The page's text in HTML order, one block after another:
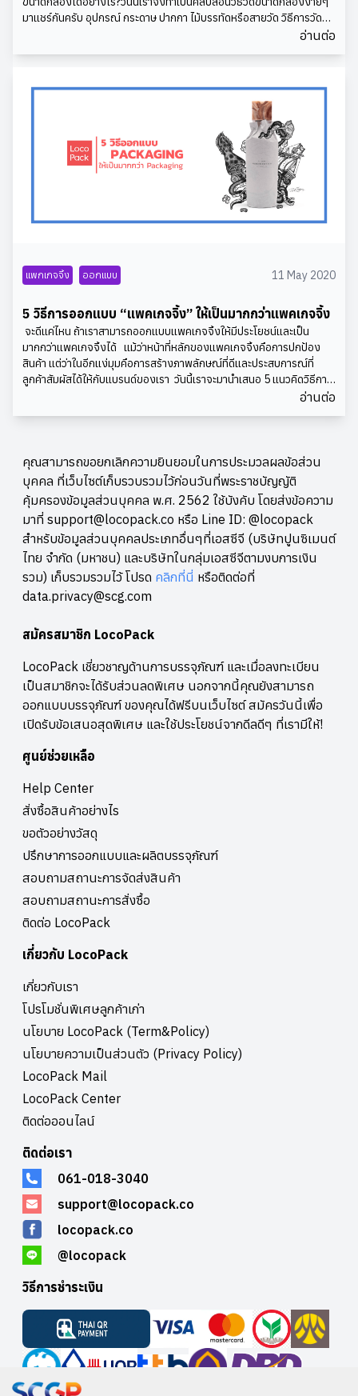
ความเรียบง่าย และมีความสอดคล้องกันของแบรนด์ สิ่งนี้เป็นสิ่งที่ผู้ซื้อ
ของ Apple ต้องการและคาดหวังจากบริษัท แม้แต่อุปกรณ์เสริมในกล่องก็
iPad ของ Apple ที่บอกว่า "คุณรู้วิธีใช้แล้ว" ซึ่งมันเป็นเช่นนั้นจริงๆ ถ้า
ออกแบบให้สามารถใช้งานได้ง่ายและสะดวกรวดเร็ว ทำให้ไม่จำเป็นต้องมี
จำเป็นต้องอ่านคู่มือเลยจริงๆ เว้นเสียแต่ว่านี่เป็นครั้งแรกที่คุณซื้อสินค้า
จาก Apple คุณภาพของวัสดุที่ดีเยี่ยมคุณภาพของกระดาษที่ใช้ในการทำ
กล่องและการ์ดวิธีการใช้งานนั้น เป็นเนื้อกระดาษที่มีคุณภาพสูงมาก เนื้อ
แทนที่จะมองหาวิธีที่จะประหยัดเงินด้วยการใช้กล่องราคาถูก และแผ่น
การสร้างแบรนด์ และการตลาดเหล่านี้ได้บ้าง เราต้องรู้ว่าลูกค้าคาดหวัง
อะไรจากแบรนด์ของเราและนำเสนอในทุกๆ ด้านของผลิตภัณฑ์ ตั้งแต่การ
มากกว่าแค่โลโก้ ประสบการณ์ในทุกๆ อย่างที่ลูกค้าได้รับเมื่อพวกเขาได้ใช้
สินค้าหรือบริการของคุณ คุณจะต้องแน่ใจว่าได้ส่งมอบ และสะท้อนถึง
แบรนด์ของคุณอย่างแท้จริง ลดความซับซ้อนของข้อความและการ
สื่อสาร เพื่อสื่อสารให้ตรงจุดที่สุด เน้นการใช้ภาพมากกว่าการใช้ข้อความ
แสดงความเป็นตัวตนของแบรนด์อยู่ตลอดเวลา แบรนด์ที่ยิ่งใหญ่จะแสดง
หรามากขึ้น การที่คุณใส่ใจในทุกๆ รายละเอียดแม้กระทั่งบรรจุภัณฑ์ของ
คุณเองนั้น ทำให้ลูกค้ารับรู้ได้ถึงความเป็นเอกลักษณ์ และความมีตัวตนของ
แบรนด์ของคุณได้มากเลยทีเดียว Credit: gianfagnamarketing
มาแชร์กันครับ อุปกรณ์ กระดาษ ปากกา ไม้บรรทัดหรือสายวัด วิธีการวัด
กระดาษ โดยใช้ความสูงของชิ้นที่สูงที่สุด กรอกข้อมูล “ขนาดกล่องภายใน”
บนเวป locopack.co โดยให้เลือก “ต้องการที่วางสินค้า”
อ่านต่อ
แพกเกจจิ้ง ออกแบบ 11 May 2020
5 วิธีการออกแบบ “แพคเกจจิ้ง” ให้เป็นมากกว่าแพคเกจจิ้ง
มากกว่าแพคเกจจิ้งได้ แม้ว่าหน้าที่หลักของแพคเกจจิ้งคือการปกป้อง
สินค้า แต่ว่าในอีกแง่มุมคือการสร้างภาพลักษณ์ที่ดีและประสบการณ์ที่
ลูกค้าสัมผัสได้ให้กับแบรนด์ของเรา วันนี้เราจะมานำเสนอ 5 แนวคิดวิธีการ
ออกแบบแพคเกจจิ้งให้เป็นได้มากกว่าการปกป้องสินค้า แต่ยังเป็นมากกว่า
วัสดุในการทำแพคเกจจิ้งให้น้อยลง แต่เพิ่มประโยชน์การใช้สอยให้มากขึ้น
เป็นแนวคิดง่ายๆ ที่เน้นการใช้ความคิดสร้างสรรค์และความใส่ใจลูกค้ามาก
ขึ้น ตัวอย่างเช่น allbirds shoes Brand รองเท้าที่ออกแบบกล่องรองเท้า
ภายใต้แนวคิด from store to home เป็นกล่องที่วางในร้านก็ได้ วางใน
บ้านก็ดี เพราะโดยตามพฤติกรรมคนส่วนใหญ่เวลาซื้อรองเท้ามักจะมีกล่อง
รองเท้าที่ได้มาตอนซื้อ และมีกล่องพลาสติกสำหรับเก็บรองเท้าในบ้าน ยิ่ง
สั่งซื้อออนไลน์เราก็จะได้กล่องไปรษณีย์ ที่ใส่กล้องรองเท้าของเราอีกที
ด้วย ALLBIRDS SHOES มีการออกแบบกล่องใส่รองเท้าที่จบครบใน
กล่องเดียวไปเลย มีทั้งความทนทานสามารถเป็นกล่องพัสดุในตัวได้เลย และ
ยังสามารถวางในบ้านแล้วหยิบรองเท้าออกมาใส่ได้อย่างสะดวก และ
จิ้ง ให้น้อยลง แต่เพิ่มประโยชน์ใช้สอยได้มากขึ้นอย่างทวีคูณเลยทีเดียว 2.
แล้วจะต้องกลายเป็นขยะ แต่อย่างน้อยก็ต้องเป็นขยะที่ดี ขยะที่ดีในที่นี่หมาย
ถึง ขยะที่ไม่ทำลายธรรมชาติหรือสภาวะแวดล้อมต่างๆบนโลกใบนี้ เป็น
แนวคิดที่แสดงถึงความรับผิดชอบต่อเพื่อนร่วมโลกทุกชีวิต ยกตัวอย่างเช่น
Pangea organics brands สบู่ที่ภาพลักษณ์ของแบรนด์เป็นสบู่ออแกน
นิคจากธรรมชาติ ด้วยการออกแบบแพคเกจจิ้งที่เป็นมิตรต่อธรรมชาติ โดย
ใส่เมล็ดพันธุ์เล็กๆไว้ในแพคเกจจิ้ง พร้อมกระดาษที่ย่อยสลายได้ เพื่อที่
เวลาเรานำสบู่ออกมาใช้แล้ว ก็สามารถฝังแพคเกจจิ้งลงไปในดินปลูก
เป็นต้นไม้ได้อีกด้วย 3. ONE MAN’S TRASH IS ANOTHER MAN’S
LUXE RUM BOTTLE ขยะของเขา คือ แพคเกจจิ้ง ของเรา การนำวัสดุ
เหลือใช้จากแบรนด์อื่นมาผลิตใหม่เพื่อให้กลายเป็นแพคเกจจิ้งของเรา
ถือว่าเป็นแนวคิดการรีไซเคิลที่น่าสนใจมากๆ เพราะสิ่งที่ไม่มีค่าแล้วของ
บางคนอาจมีค่าสำหรับคนอื่นอยู่ ยกตัวอย่างเช่น Fitzroy brand ผลิตเหล้า
รัมที่ออกแบบผลิตภัณฑ์ขวดใส่เหล้ารัมของตัวเองด้วยการ
reuse/RECYCLE เช่น จุกฝาปิดขวดนั้นทำมาจากฉลากพลาสติกบนขวด
Coca-cola ที่นำมาหลอมละลายลงบล็อกใหม่จนกลายเป็นฝาขวดเหล้าดี
ไซน์เก๋ๆแบบนี้ ตัวแก้วของขวดก็ทำมาจากแก้วรีไซเคิล และแบรนด์ก็ยังมีน
โยบายให้ refill เหล้าในขวดเดิมด้วยราคาที่ถูกลงอีกด้วย 4.
แสดงถึงความก้าวหน้าของแบรนด์ไปอีกขั้น ด้วยการคิดค้นนวัตกรรมวัสดุ
กล่องใส่ผลิตภัณฑ์ต่างๆ ที่มีเนื้อคล้ายโฟม แต่เชื่อหรือไม่ว่ามันผลิตมาจาก
จุลินซีย์ทางชีวภาพที่อัดแน่นจนกลายเป็นของแข็ง โดยที่มีความแข็งแรง
สามารถหยิบแล้วกินได้เป็นคำๆทั้งหมด เพราะตัวที่หุ้มน้ำอยู่คือสาหร่ายชนิด
นึงที่ทานได้และไม่มีรสชาติ เป็นแพคเกจจิ้งที่กินได้ไปพร้อมๆกับน้ำเลย 5.
REUSE, REFILL, OR SHAREแน่นอนว่ามีแบรนด์จำนวนมากมายที่หันมา
เริ่มใช้วิธี REFILL สินค้าของตัวเองโดยใช้แพคเกจจิ้งเดิมได้ แต่ละแบรนด์
จะมีวิธี REFILL, REUSE สุดสร้างสรรค์อย่างไรขึ้นอยู่กับตัวแบรนด์เอง ไอ
เดียของเครื่องสำอางยี่ห้อ Kjaer Weis ที่มาพร้อมกับการที่เราสามารถ
อยู่ตรงที่แบรนด์ Kjaer Weis กลับเข้าใจผู้หญิง ว่าน้อยคนนักที่จะใช้ ลิปติก
หญิงที่ซื้อเครื่องสำอางของตนสามารถมา REFILL ของตัวเองได้โดยที่ไม่
ต้องรอให้ของเดิมหมด และถ้ามีสีใหม่ออกมาคุณก็แค่เอาสีเก่ามาแลกก็จะ
ได้สีใหม่ไปเลยยย ทั้ง 5 ข้อนับว่าเป็นไอเดียน่าสนใจที่คุณสามารถนำแนวคิด
มาปรับใช้กับแพคเกจจิ้งของคุณได้ ถ้าคุณกำลังคิดอยากทำแบรนด์หรือทำ
แพตเกจจิ้งใหม่ อย่าลืมมาปรึกษา LocoPack ดูก่อนนะครับ เรารับผลิต
กล่อง รับออกแบบบรรจุภัณฑ์ ช่วยให้แบรนด์ของคุณโดดเด่น มีภาพ
ครับCredit:&nbsp;thedieline.com
อ่านต่อ
คุณสามารถขอยกเลิกความยินยอมในการประมวลผลข้อส่วน
บุคคล ที่เว็บไซต์เก็บรวบรวมไว้ก่อนวันที่พระราชบัญญัติ
คุ้มครองข้อมูลส่วนบุคคล พ.ศ. 2562 ใช้บังคับ โดยส่งข้อความ
มาที่ support@locopack.co หรือ Line ID: @locopack
สำหรับข้อมูลส่วนบุคคลประเภทอื่นๆที่เอสซีจี (บริษัทปูนซิเมนต์
ไทย จำกัด (มหาชน) และบริษัทในกลุ่มเอสซีจีตามงบการเงิน
รวม) เก็บรวมรวมไว้ โปรด คลิกที่นี่ หรือติดต่อที่
data.privacy@scg.com
สมัครสมาชิก LocoPack
LocoPack เชี่ยวชาญด้านการบรรจุภัณฑ์ และเมื่อลงทะเบียน
เป็นสมาชิกจะได้รับส่วนลดพิเศษ นอกจากนี้คุณยังสามารถ
ออกแบบบรรจุภัณฑ์ ของคุณได้ฟรีบนเว็บไซต์ สมัครวันนี้เพื่อ
เปิดรับข้อเสนอสุดพิเศษ และใช้ประโยชน์จากดีลดีๆ ที่เรามีให้!
ศูนย์ช่วยเหลือ
Help Center
สั่งซื้อสินค้าอย่างไร
ขอตัวอย่างวัสดุ
ปรึกษาการออกแบบและผลิตบรรจุภัณฑ์
สอบถามสถานะการจัดส่งสินค้า
สอบถามสถานะการสั่งซื้อ
ติดต่อ LocoPack
เกี่ยวกับ LocoPack
เกี่ยวกับเรา
โปรโมชั่นพิเศษลูกค้าเก่า
นโยบาย LocoPack (Term&Policy)
นโยบายความเป็นส่วนตัว (Privacy Policy)
LocoPack Mail
LocoPack Center
ติดต่อออนไลน์
ติดต่อเรา
061-018-3040
support@locopack.co
locopack.co
@locopack
วิธีการชำระเงิน